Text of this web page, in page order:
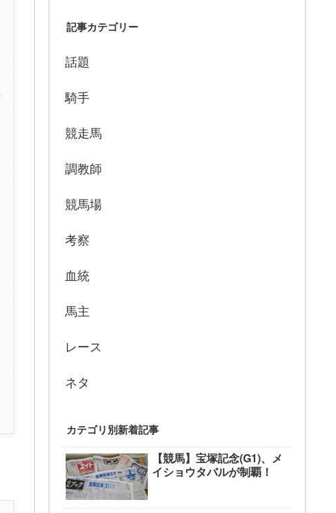
記事カテゴリー
話題
騎手
競走馬
調教師
競馬場
考察
血統
馬主
レース
ネタ
カテゴリ別新着記事
【競馬】宝塚記念(G1)、メ
イショウタバルが制覇！